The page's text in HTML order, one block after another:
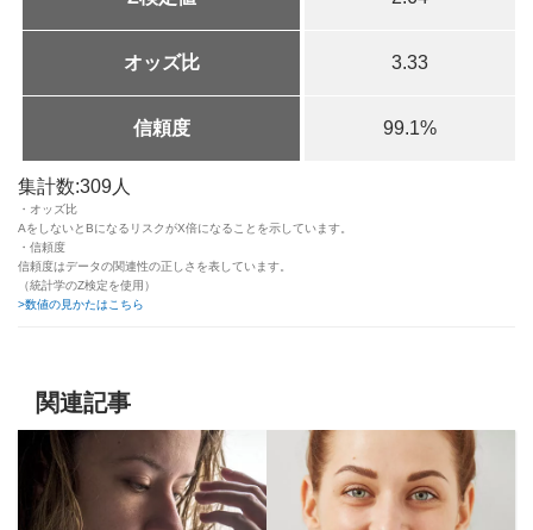
オッズ比 3.33
信頼度 99.1%
集計数:309人
・オッズ比
AをしないとBになるリスクがX倍になることを示しています。
・信頼度
信頼度はデータの関連性の正しさを表しています。
（統計学のZ検定を使用）
>数値の見かたはこちら
関連記事